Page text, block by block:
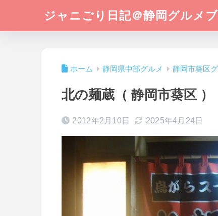
ジャニごり日記＠静岡グルメ
ホーム 静岡県中部グルメ 静岡市葵区
北の麺蔵（ 静岡市葵区
2012年2月10日 2025年4月24日